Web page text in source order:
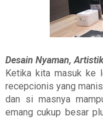
Desain Nyaman,
Ketika kita masuk ke
recepcionis yang
dan si masnya
emang cukup besar